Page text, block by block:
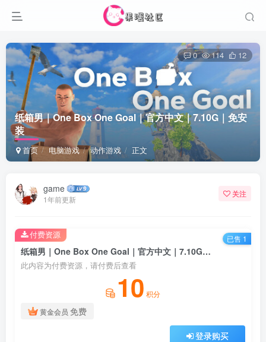
纸箱男｜One Box One Goal｜官方中文｜7.10G｜免安
装
首页 电脑游戏 动作游戏 正文
0 114 12
game
1年前更新
关注
纸箱男｜One Box One Goal｜官方中文｜7.10G｜免安装
此内容为付费资源，请付费后查看
10 积分
黄金会员 免费
登录购买
付费资源 已售 1